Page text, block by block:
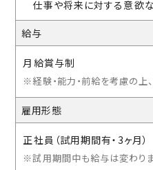
仕事や将来に対する意欲な
給与
月給賞与制
※経験・能力・前給を考慮の上
雇用形態
正社員（試用期間有・3ヶ月）
※試用期間中も給与は変わりま